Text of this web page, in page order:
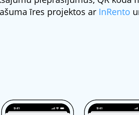
īres projektos ar InRento